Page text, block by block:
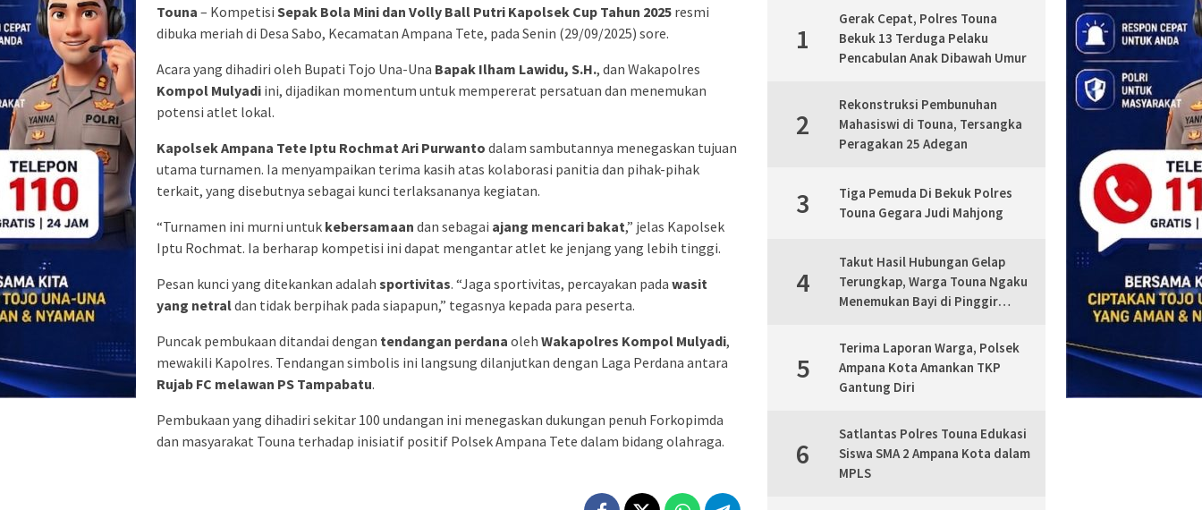
Touna – Kompetisi Sepak Bola Mini dan Volly Ball Putri Kapolsek Cup Tahun 2025 resmi
dibuka meriah di Desa Sabo, Kecamatan Ampana Tete, pada Senin (29/09/2025) sore.
Acara yang dihadiri oleh Bupati Tojo Una-Una Bapak Ilham Lawidu, S.H., dan Wakapolres
Kompol Mulyadi ini, dijadikan momentum untuk mempererat persatuan dan menemukan
potensi atlet lokal.
Kapolsek Ampana Tete Iptu Rochmat Ari Purwanto dalam sambutannya menegaskan tujuan
utama turnamen. Ia menyampaikan terima kasih atas kolaborasi panitia dan pihak-pihak
terkait, yang disebutnya sebagai kunci terlaksananya kegiatan.
“Turnamen ini murni untuk kebersamaan dan sebagai ajang mencari bakat,” jelas Kapolsek
Iptu Rochmat. Ia berharap kompetisi ini dapat mengantar atlet ke jenjang yang lebih tinggi.
Pesan kunci yang ditekankan adalah sportivitas. “Jaga sportivitas, percayakan pada wasit
yang netraldan tidak berpihak pada siapapun,” tegasnya kepada para peserta.
Puncak pembukaan ditandai dengan tendangan perdana oleh Wakapolres Kompol Mulyadi,
mewakili Kapolres. Tendangan simbolis ini langsung dilanjutkan dengan Laga Perdana antara
Rujab FC melawan PS Tampabatu.
Pembukaan yang dihadiri sekitar 100 undangan ini menegaskan dukungan penuh Forkopimda
dan masyarakat Touna terhadap inisiatif positif Polsek Ampana Tete dalam bidang olahraga.
1
Gerak Cepat, Polres Touna
Bekuk 13 Terduga Pelaku
Pencabulan Anak Dibawah Umur
2
Rekonstruksi Pembunuhan
Mahasiswi di Touna, Tersangka
Peragakan 25 Adegan
3
Tiga Pemuda Di Bekuk Polres
Touna Gegara Judi Mahjong
4
Takut Hasil Hubungan Gelap
Terungkap, Warga Touna Ngaku
Menemukan Bayi di Pinggir
5
Terima Laporan Warga, Polsek
Ampana Kota Amankan TKP
Gantung Diri
6
Satlantas Polres Touna Edukasi
Siswa SMA 2 Ampana Kota dalam
MPLS